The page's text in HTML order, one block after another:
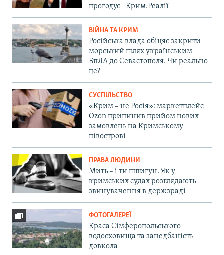
прогодує | Крим.Реалії
ВІЙНА ТА КРИМ
Російська влада обіцяє закрити
морський шлях українським
БпЛА до Севастополя. Чи реально
це?
СУСПІЛЬСТВО
«Крим – не Росія»: маркетплейс
Ozon припинив прийом нових
замовлень на Кримському
півострові
ПРАВА ЛЮДИНИ
Мить – і ти шпигун. Як у
кримських судах розглядають
звинувачення в держзраді
ФОТОГАЛЕРЕЇ
Краса Сімферопольського
водосховища та занедбаність
довкола